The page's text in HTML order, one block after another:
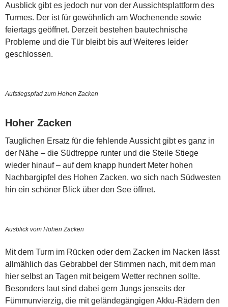
Ausblick gibt es jedoch nur von der Aussichtsplattform des
Turmes. Der ist für gewöhnlich am Wochenende sowie
feiertags geöffnet. Derzeit bestehen bautechnische
Probleme und die Tür bleibt bis auf Weiteres leider
geschlossen.
Aufstiegspfad zum Hohen Zacken
Hoher Zacken
Tauglichen Ersatz für die fehlende Aussicht gibt es ganz in
der Nähe – die Südtreppe runter und die Steile Stiege
wieder hinauf – auf dem knapp hundert Meter hohen
Nachbargipfel des Hohen Zacken, wo sich nach Südwesten
hin ein schöner Blick über den See öffnet.
Ausblick vom Hohen Zacken
Mit dem Turm im Rücken oder dem Zacken im Nacken lässt
allmählich das Gebrabbel der Stimmen nach, mit dem man
hier selbst an Tagen mit beigem Wetter rechnen sollte.
Besonders laut sind dabei gern Jungs jenseits der
Fümmunvierzig, die mit geländegängigen Akku-Rädern den